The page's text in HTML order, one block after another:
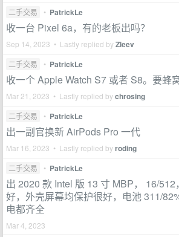
二手交易
• PatrickLe
收一台 Pixel 6a，有的老板出吗？
Sep 14, 2023 • Lastly replied byZleev
二手交易 • PatrickLe
收一个 Apple Watch S7 或者 S8。要蜂
Mar 21, 2023 • Lastly replied bychrosing
二手交易 • PatrickLe
出一副官换新 AirPods Pro 一代
Mar 16, 2023 • Lastly replied byroding
二手交易 • PatrickLe
出 2020 款 Intel 版 13 寸 MBP， 16/512
好，外壳屏幕均保护很好，电池 311/
电都齐全
Mar 4, 2023